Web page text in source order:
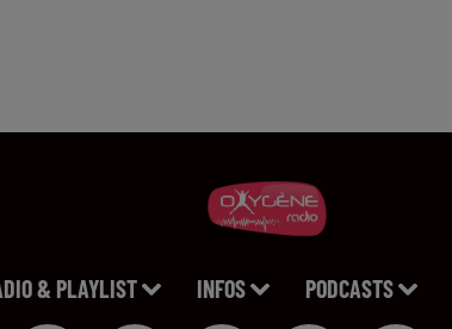
& PLAYLIST INFOS PODCASTS